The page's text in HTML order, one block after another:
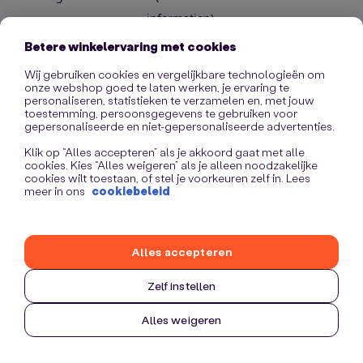
information).
Betere winkelervaring met cookies
Wij gebruiken cookies en vergelijkbare technologieën om
onze webshop goed te laten werken, je ervaring te
personaliseren, statistieken te verzamelen en, met jouw
toestemming, persoonsgegevens te gebruiken voor
gepersonaliseerde en niet-gepersonaliseerde advertenties.
Klik op “Alles accepteren” als je akkoord gaat met alle
cookies. Kies “Alles weigeren” als je alleen noodzakelijke
cookies wilt toestaan, of stel je voorkeuren zelf in. Lees
meer in ons cookiebeleid
Zelf instellen
Alles weigeren
Alles accepteren